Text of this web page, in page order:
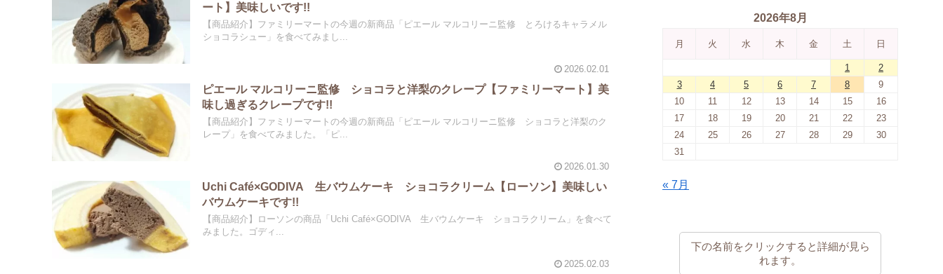
ート】美味しいです!!
【商品紹介】ファミリーマートの今週の新商品「ピエール マルコリーニ監修 とろけるキャラメル
ショコラシュー」を食べてみまし...
2026.02.01
ピエール マルコリーニ監修 ショコラと洋梨のクレープ【ファミリーマート】美
味し過ぎるクレープです!!
【商品紹介】ファミリーマートの今週の新商品「ピエール マルコリーニ監修 ショコラと洋梨のク
レープ」を食べてみました。「ピ...
2026.01.30
Uchi Café×GODIVA 生バウムケーキ ショコラクリーム【ローソン】美味しい
バウムケーキです!!
【商品紹介】ローソンの商品「Uchi Café×GODIVA 生バウムケーキ ショコラクリーム」を食べて
みました。ゴディ...
2025.02.03
2026年8月
月 火 水 木 金 土 日
1
2
3
4 5 6 7 8
9
10
11 12 13 14 15
16
17
18 19 20 21 22
23
24
25 26 27 28 29
30
31
« 7月
下の名前をクリックすると詳細が見ら
れます。